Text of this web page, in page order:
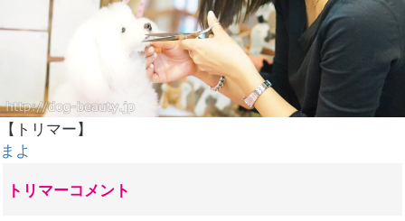
【トリマー】
まよ
トリマーコメント